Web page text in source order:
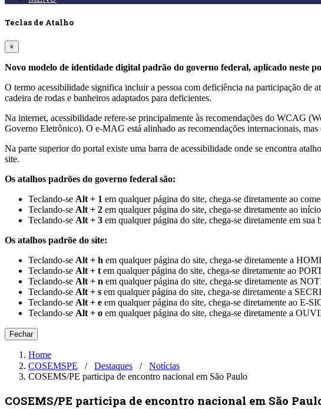
Teclas de Atalho
×
Novo modelo de identidade digital padrão do governo federal, aplicado neste
O termo acessibilidade significa incluir a pessoa com deficiência na participação de
cadeira de rodas e banheiros adaptados para deficientes.
Na internet, acessibilidade refere-se principalmente às recomendações do WCAG
Governo Eletrônico). O e-MAG está alinhado as recomendações internacionais,
Na parte superior do portal existe uma barra de acessibilidade onde se encontra
site.
Os atalhos padrões do governo federal são:
Teclando-se Alt + 1 em qualquer página do site, chega-se diretamente ao
Teclando-se Alt + 2 em qualquer página do site, chega-se diretamente ao
Teclando-se Alt + 3 em qualquer página do site, chega-se diretamente em sua
Os atalhos padrõe do site:
Teclando-se Alt + h em qualquer página do site, chega-se diretamente a
Teclando-se Alt + t em qualquer página do site, chega-se diretamente ao
Teclando-se Alt + n em qualquer página do site, chega-se diretamente as
Teclando-se Alt + s em qualquer página do site, chega-se diretamente a
Teclando-se Alt + e em qualquer página do site, chega-se diretamente ao E-
Teclando-se Alt + o em qualquer página do site, chega-se diretamente a
Fechar
Home
COSEMSPE ⠀/⠀ Destaques ⠀/⠀ Notícias
COSEMS/PE participa de encontro nacional em São Paulo
COSEMS/PE participa de encontro nacional em São